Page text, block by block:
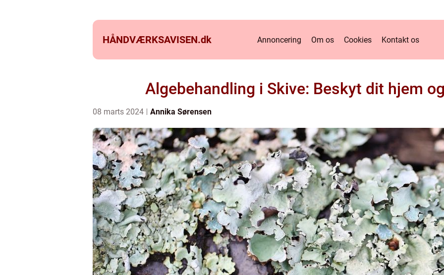
HÅNDVÆRKSAVISEN.dk Annoncering Om os Cookies Kontakt os
Algebehandling i Skive: Beskyt dit hjem
08 marts 2024 Annika Sørensen